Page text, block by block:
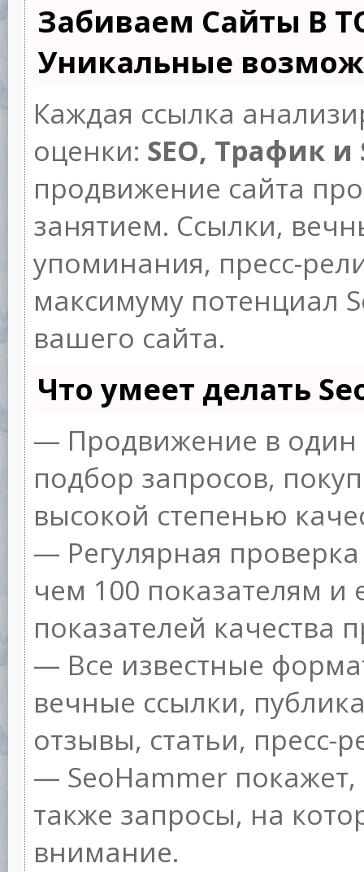
Забиваем Сайты В
Уникальные
Каждая ссылка
оценки: SEO, Трафик и
продвижение сайта
занятием. Ссылки,
упоминания, пресс-
максимуму потенциал
вашего сайта.
Что умеет делать
— Продвижение в один
подбор запросов,
высокой степенью
— Регулярная
чем 100 показателям
показателей качества
— Все известные
вечные ссылки,
отзывы, статьи, пресс-
— SeoHammer
также запросы, на
внимание.